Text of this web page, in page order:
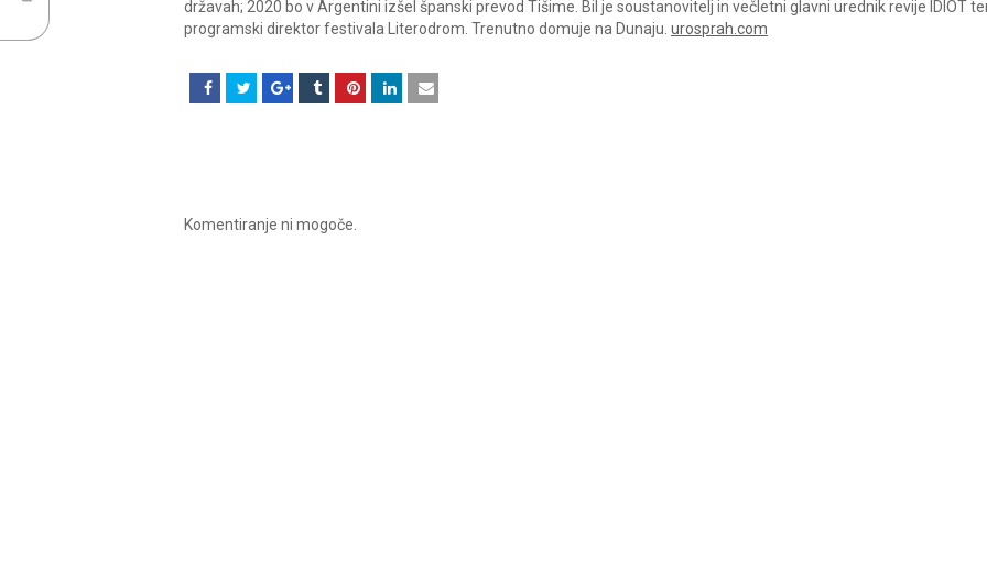
državah; 2020 bo v Argentini izšel španski prevod Tišime. Bil je soustanovitelj in večletni glavni urednik revije IDIOT
programski direktor festivala Literodrom. Trenutno domuje na Dunaju. urosprah.com
Komentiranje ni mogoče.